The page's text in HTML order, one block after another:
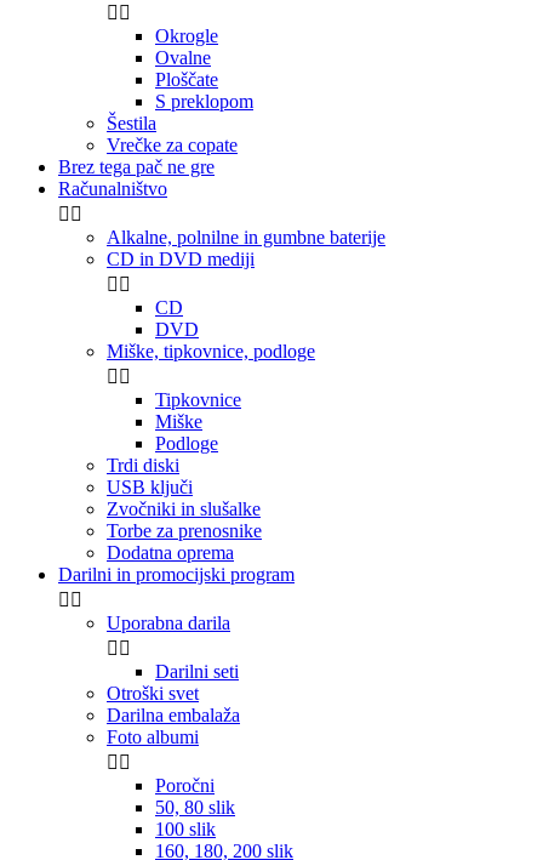
 
Okrogle
Ovalne
Ploščate
S preklopom
Šestila
Vrečke za copate
Brez tega pač ne gre
Računalništvo
 
Alkalne, polnilne in gumbne baterije
CD in DVD mediji
 
CD
DVD
Miške, tipkovnice, podloge
 
Tipkovnice
Miške
Podloge
Trdi diski
USB ključi
Zvočniki in slušalke
Torbe za prenosnike
Dodatna oprema
Darilni in promocijski program
 
Uporabna darila
 
Darilni seti
Otroški svet
Darilna embalaža
Foto albumi
 
Poročni
50, 80 slik
100 slik
160, 180, 200 slik